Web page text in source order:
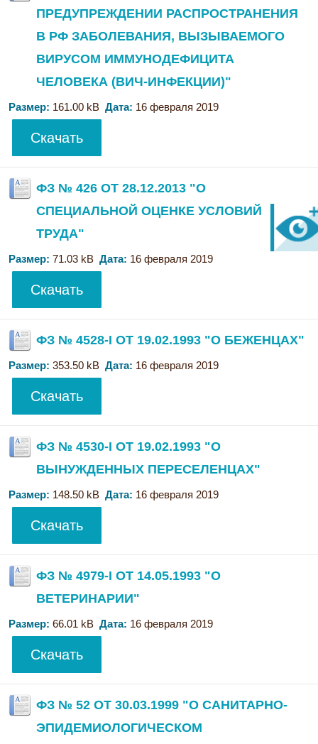
ПРЕДУПРЕЖДЕНИИ РАСПРОСТРАНЕНИЯ
В РФ ЗАБОЛЕВАНИЯ, ВЫЗЫВАЕМОГО
ВИРУСОМ ИММУНОДЕФИЦИТА
ЧЕЛОВЕКА (ВИЧ-ИНФЕКЦИИ)"
Размер: 161.00 kB Дата: 16 февраля 2019
Скачать
ФЗ № 426 ОТ 28.12.2013 "О
СПЕЦИАЛЬНОЙ ОЦЕНКЕ УСЛОВИЙ
ТРУДА"
Размер: 71.03 kB Дата: 16 февраля 2019
Скачать
ФЗ № 4528-I ОТ 19.02.1993 "О БЕЖЕНЦАХ"
Размер: 353.50 kB Дата: 16 февраля 2019
Скачать
ФЗ № 4530-I ОТ 19.02.1993 "О
ВЫНУЖДЕННЫХ ПЕРЕСЕЛЕНЦАХ"
Размер: 148.50 kB Дата: 16 февраля 2019
Скачать
ФЗ № 4979-I ОТ 14.05.1993 "О
ВЕТЕРИНАРИИ"
Размер: 66.01 kB Дата: 16 февраля 2019
Скачать
ФЗ № 52 ОТ 30.03.1999 "О САНИТАРНО-
ЭПИДЕМИОЛОГИЧЕСКОМ